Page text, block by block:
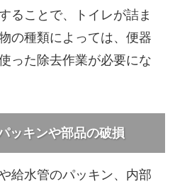
ることで、トイレが詰ま
の種類によっては、便器
った除去作業が必要にな
ッキンや部品の破損
給水管のパッキン、内部